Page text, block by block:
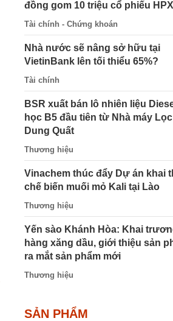
đồng gom 10 triệu cổ phiếu HPX
Tài chính - Chứng khoán
Nhà nước sẽ nâng sở hữu tại
VietinBank lên tối thiểu 65%?
Tài chính
BSR xuất bán lô nhiên liệu
học B5 đầu tiên từ Nhà máy
Dung Quất
Thương hiệu
Vinachem thúc đẩy Dự án khai
chế biến muối mỏ Kali tại Lào
Thương hiệu
Yến sào Khánh Hòa: Khai
hàng xăng dầu, giới thiệu sản
ra mắt sản phẩm mới
Thương hiệu
SẢN PHẨM